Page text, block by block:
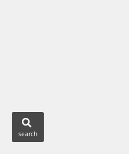
search